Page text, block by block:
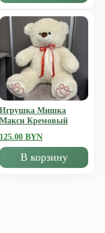
Игрушка Мишка
Mакси Кремовый
125.00 BYN
В корзину